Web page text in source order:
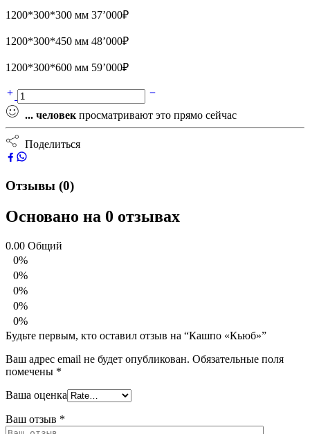
1200*300*300 мм 37’000₽
1200*300*450 мм 48’000₽
1200*300*600 мм 59’000₽
Кашпо
"Кьюб"
quantity
... человекпросматривают это прямо сейчас
Поделиться
Отзывы (0)
Основано на 0 отзывах
0.00 Общий
0%
0%
0%
0%
0%
Будьте первым, кто оставил отзыв на “Кашпо «Кьюб»”
Ваш адрес email не будет опубликован. Обязательные поля
помечены *
Ваша оценка
Ваш отзыв *